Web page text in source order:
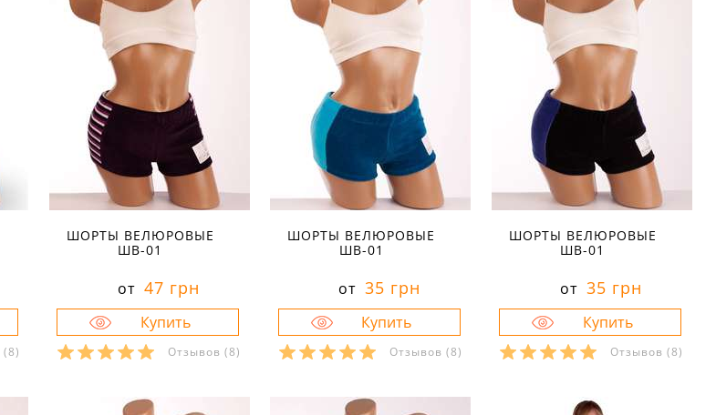
(8)
ШОРТЫ ВЕЛЮРОВЫЕ
ШВ-01
от 47 грн
Отзывов(8)
40
ШОРТЫ ВЕЛЮРОВЫЕ
ШВ-01
от 35 грн
Отзывов (8)
40
ШОРТЫ ВЕЛЮРОВЫЕ
ШВ-01
от 35 грн
Отзывов(8)
40